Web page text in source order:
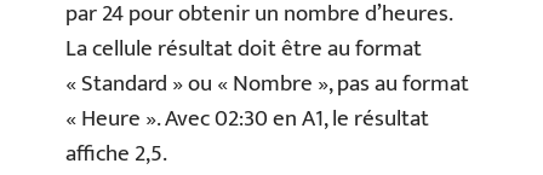
par 24 pour obtenir un nombre d’heures.
La cellule résultat doit être au format
« Standard » ou « Nombre », pas au format
« Heure ». Avec 02:30 en A1, le résultat
affiche 2,5.